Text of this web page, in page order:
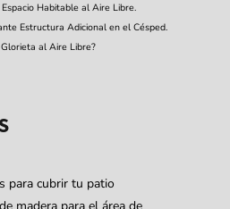
Habitable al Aire Libre.
Estructura Adicional en el Césped.
al Aire Libre?
para cubrir tu patio